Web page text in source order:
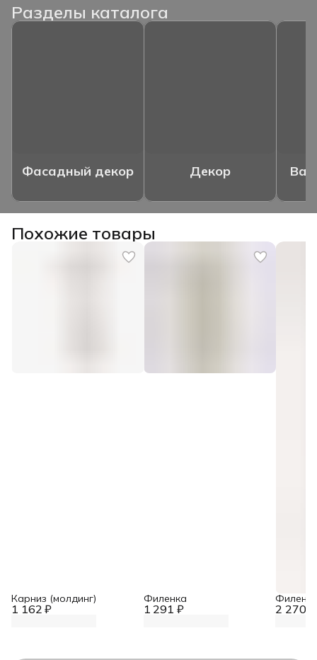
Разделы каталога
Фасадный декор Декор
Похожие товары
1 162 ₽
Карниз (молдинг)
1 291 ₽
Филенка
2 270 ₽